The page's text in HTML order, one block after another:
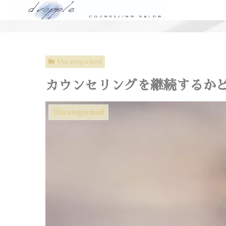
Uncategorized
カウンセリングを継続するか
Uncategorized